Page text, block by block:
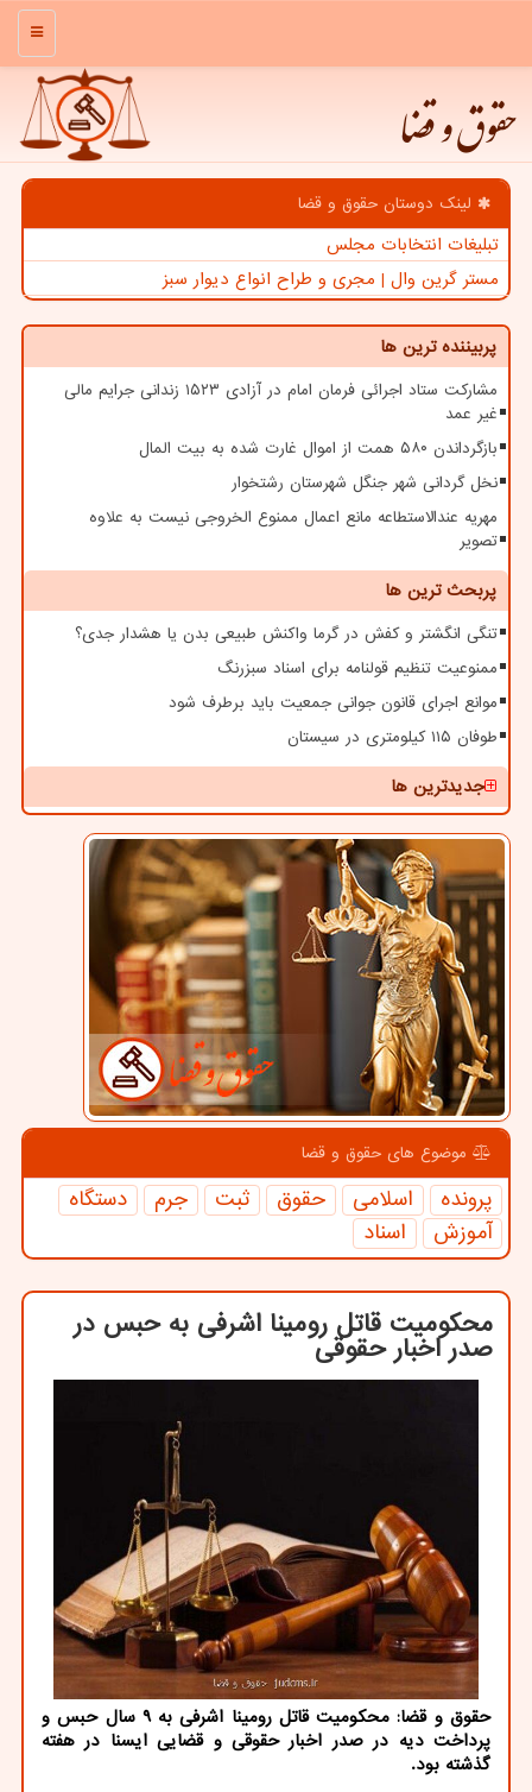
منو
حقوق و قضا
لینک دوستان حقوق و قضا
تبلیغات انتخابات مجلس
مستر گرین وال | مجری و طراح انواع دیوار سبز
پربیننده ترین ها
مشارکت ستاد اجرائی فرمان امام در آزادی ۱۵۲۳ زندانی جرایم مالی
غیر عمد
بازگرداندن ۵۸۰ همت از اموال غارت شده به بیت المال
نخل گردانی شهر جنگل شهرستان رشتخوار
مهریه عندالاستطاعه مانع اعمال ممنوع الخروجی نیست به علاوه
تصویر
پربحث ترین ها
تنگی انگشتر و کفش در گرما واکنش طبیعی بدن یا هشدار جدی؟
ممنوعیت تنظیم قولنامه برای اسناد سبزرنگ
موانع اجرای قانون جوانی جمعیت باید برطرف شود
طوفان ۱۱۵ کیلومتری در سیستان
جدیدترین ها
موضوع های حقوق و قضا
پرونده اسلامی حقوق ثبت جرم
دستگاه
آموزش
اسناد
محكومیت قاتل رومینا اشرفی به حبس در
صدر اخبار حقوقی
حقوق و قضا: محكومیت قاتل رومینا اشرفی به ۹ سال حبس و
پرداخت دیه در صدر اخبار حقوقی و قضایی ایسنا در هفته
گذشته بود.